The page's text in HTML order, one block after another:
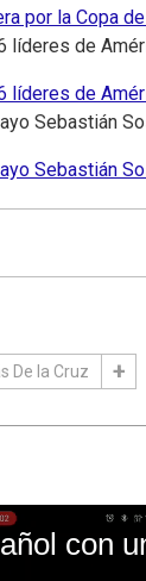
por la Copa
líderes de
líderes de
Sebastián
Sebastián
De la Cruz